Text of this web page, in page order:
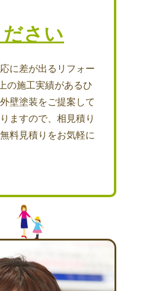
さい
に差が出るリフォー
の施工実績があるひ
壁塗装をご提案して
ますので、相見積り
料見積りをお気軽に